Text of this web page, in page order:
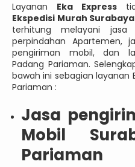
Layanan Eka Express
Ekspedisi Murah
terhitung melayani jasa
perpindahan Apartemen,
pengiriman mobil, dan
Padang Pariaman.
bawah ini sebagian layanan
Pariaman :
Jasa
Mobil
Pariaman